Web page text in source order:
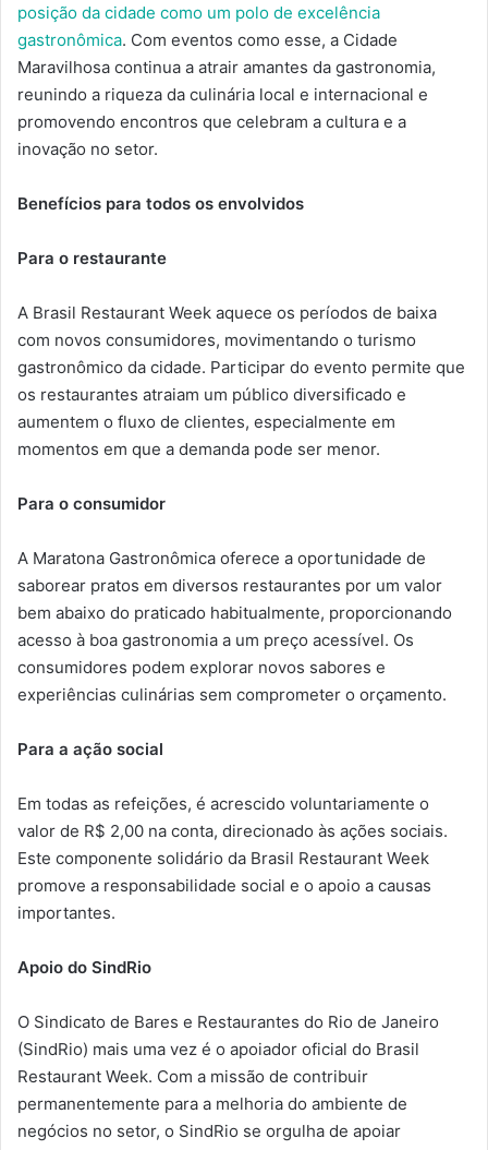
posição da cidade como um polo de excelência
gastronômica. Com eventos como esse, a Cidade
Maravilhosa continua a atrair amantes da gastronomia,
reunindo a riqueza da culinária local e internacional e
promovendo encontros que celebram a cultura e a
inovação no setor.
Benefícios para todos os envolvidos
Para o restaurante
A Brasil Restaurant Week aquece os períodos de baixa
com novos consumidores, movimentando o turismo
gastronômico da cidade. Participar do evento permite que
os restaurantes atraiam um público diversificado e
aumentem o fluxo de clientes, especialmente em
momentos em que a demanda pode ser menor.
Para o consumidor
A Maratona Gastronômica oferece a oportunidade de
saborear pratos em diversos restaurantes por um valor
bem abaixo do praticado habitualmente, proporcionando
acesso à boa gastronomia a um preço acessível. Os
consumidores podem explorar novos sabores e
experiências culinárias sem comprometer o orçamento.
Para a ação social
Em todas as refeições, é acrescido voluntariamente o
valor de R$ 2,00 na conta, direcionado às ações sociais.
Este componente solidário da Brasil Restaurant Week
promove a responsabilidade social e o apoio a causas
importantes.
Apoio do SindRio
O Sindicato de Bares e Restaurantes do Rio de Janeiro
(SindRio) mais uma vez é o apoiador oficial do Brasil
Restaurant Week. Com a missão de contribuir
permanentemente para a melhoria do ambiente de
negócios no setor, o SindRio se orgulha de apoiar